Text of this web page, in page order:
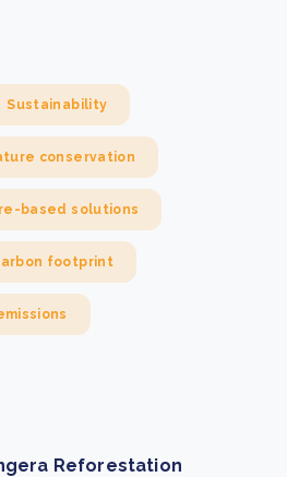
Sustainability
conservation
based solutions
footprint
Reforestation